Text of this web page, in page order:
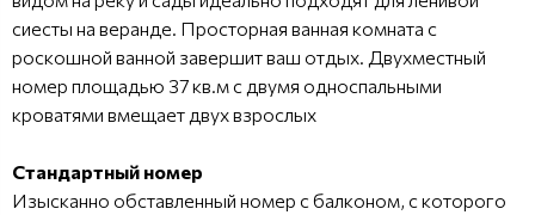
сиесты на веранде. Просторная ванная комната с
роскошной ванной завершит ваш отдых. Двухместный
номер площадью 37 кв.м с двумя односпальными
кроватями вмещает двух взрослых
Стандартный номер
Изысканно обставленный номер с балконом, с которого